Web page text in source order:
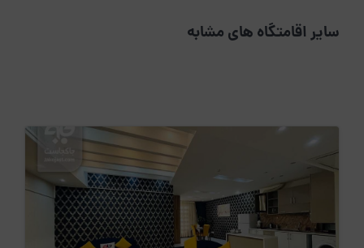
سایر اقامتگاه های مشابه